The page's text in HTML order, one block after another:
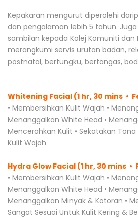
Kepakaran mengurut diperolehi
dan pengalaman lebih 5 tahun.
sambilan kepada Kolej Komuniti dan
merangkumi servis urutan badan,
postnatal, bertungku, bertangas,
Whitening Facial (1 hr, 30 mins •
• Membersihkan Kulit Wajah •
Menanggalkan White Head •
Mencerahkan Kulit • Sekatakan
Kulit Wajah
Hydra Glow Facial (1 hr, 30 mins •
• Membersihkan Kulit Wajah •
Menanggalkan White Head •
Menanggalkan Minyak & Kotoran •
Sangat Sesuai Untuk Kulit Kering &